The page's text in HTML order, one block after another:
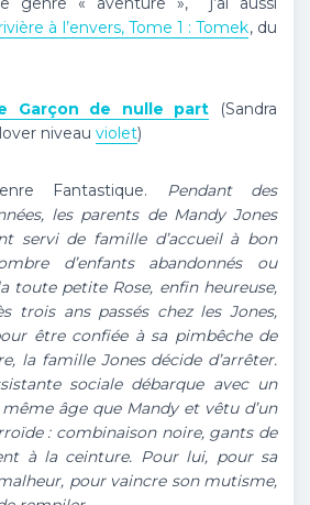
à l’envers, Tome 1 : Tomek, du
Garçon de nulle part
(Sandra
niveau violet)
Fantastique. Pendant des
les parents de Mandy Jones
servi de famille d’accueil à bon
d’enfants abandonnés ou
toute petite Rose, enfin heureuse,
trois ans passés chez les Jones,
être confiée à sa pimbêche de
la famille Jones décide d’arrêter.
sociale débarque avec un
âge que Mandy et vêtu d’un
: combinaison noire, gants de
à la ceinture. Pour lui, pour sa
pour vaincre son mutisme,